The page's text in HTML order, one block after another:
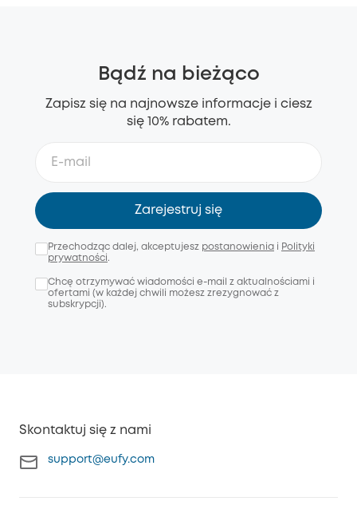
Bądź na bieżąco
Zapisz się na najnowsze informacje i ciesz
się 10% rabatem.
Zarejestruj się
Przechodząc dalej, akceptujesz postanowienia i Polityki
prywatności.
Chcę otrzymywać wiadomości e-mail z aktualnościami i
ofertami (w każdej chwili możesz zrezygnować z
subskrypcji).
Skontaktuj się z nami
support@eufy.com